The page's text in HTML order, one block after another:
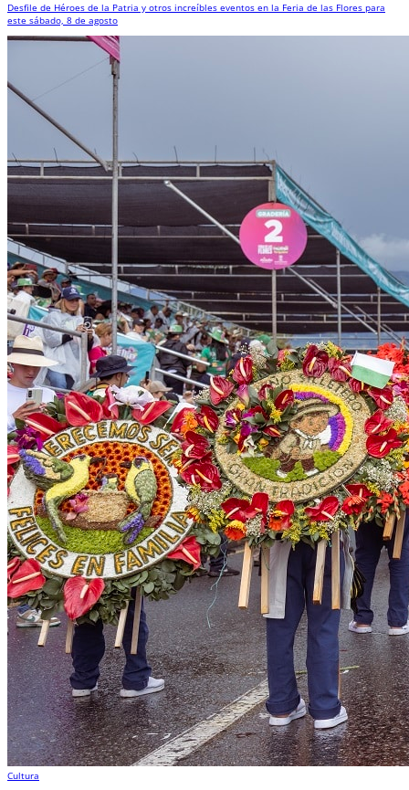
Desfile de Héroes de la Patria y otros increíbles eventos en la Feria de las Flores para
este sábado, 8 de agosto
Cultura